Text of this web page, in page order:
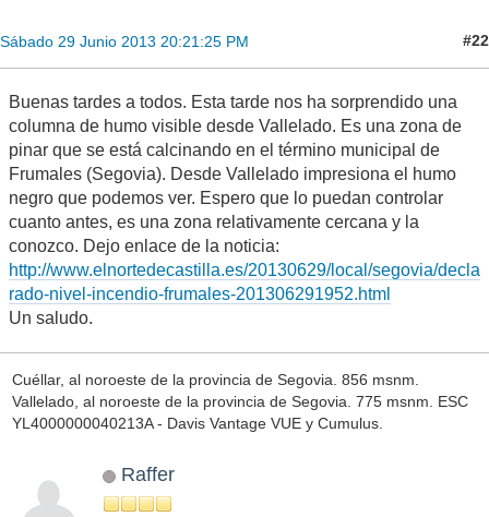
Sábado 29 Junio 2013 20:21:25 PM #22
Buenas tardes a todos. Esta tarde nos ha sorprendido una
columna de humo visible desde Vallelado. Es una zona de
pinar que se está calcinando en el término municipal de
Frumales (Segovia). Desde Vallelado impresiona el humo
negro que podemos ver. Espero que lo puedan controlar
cuanto antes, es una zona relativamente cercana y la
conozco. Dejo enlace de la noticia:
http://www.elnortedecastilla.es/20130629/local/segovia/decla
rado-nivel-incendio-frumales-201306291952.html
Un saludo.
Cuéllar, al noroeste de la provincia de Segovia. 856 msnm.
Vallelado, al noroeste de la provincia de Segovia. 775 msnm. ESC
YL4000000040213A - Davis Vantage VUE y Cumulus.
Raffer